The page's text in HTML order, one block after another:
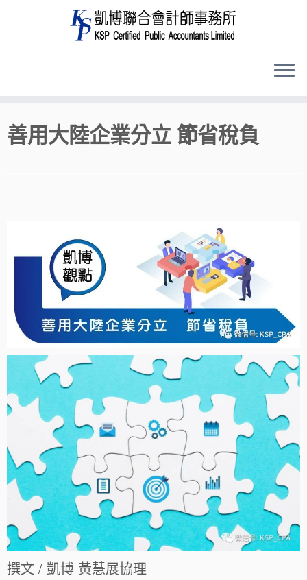
to
content
善用大陸企業分立 節省稅負
撰文 / 凱博 黃慧展協理